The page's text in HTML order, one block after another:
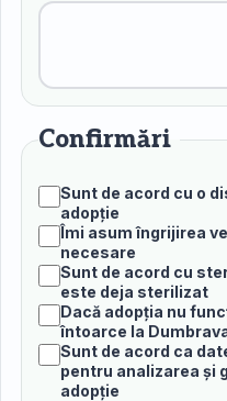
Confirmări
Sunt de acord cu o
adopție
Îmi asum îngrijirea
necesare
Sunt de acord cu
este deja sterilizat
Dacă adopția nu
întoarce la
Sunt de acord ca
pentru analizarea și
adopție